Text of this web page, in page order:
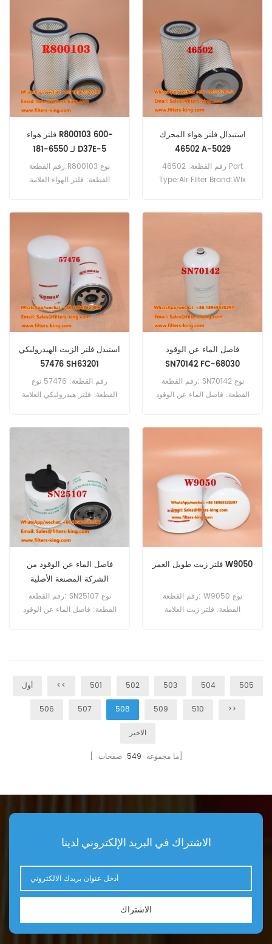
فلتر هواء R800103 600-
181-6550 لـ D37E-5
رقم القطعة:R800103 نوع
القطعة: فلتر الهواء العلامة
متقاطع 600-181-6550
للاستخدام مع Komatsu D37E-
5 D41E-6 PC130-6K PC130LC
WA120-3 WA120L-3.
استبدال فلتر هواء المحرك
46502 A-5029
رقم القطعة: 46502 Part
Type:Air Filter Brand:Wix
استبدل فلتر الزيت الهيدروليكي
57476 SH63201
رقم القطعة: 57476 نوع
القطعة: فلتر هيدروليكي العلامة
فاصل الماء عن الوقود
SN70142 FC-68030
رقم القطعة: SN70142 نوع
القطعة: فاصل الماء عن الوقود
فاصل الماء عن الوقود من
الشركة المصنعة الأصلية
(OEM) أو الشركة المصنعة
للمعدات الأصلية (ODM)
رقم القطعة: SN25107 نوع
القطعة: فاصل الماء عن الوقود
فلتر زيت طويل العمر W9050
رقم القطعة: W9050 نوع
القطعة: فلتر زيت العلامة
أول << 501 502 503 504 505
506 507 508 509 510 >>
الاخير
[ ما مجموعه 549 صفحات]
الاشتراك في البريد الإلكتروني لدينا
الاشتراك